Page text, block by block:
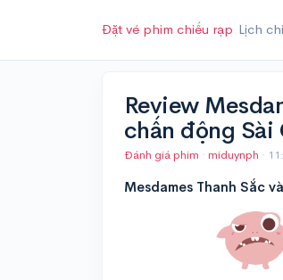
Đặt vé phim chiếu rạp Lịch
Review
chấn động Sài
Đánh giá phim · miduynph ·
Mesdames Thanh Sắc